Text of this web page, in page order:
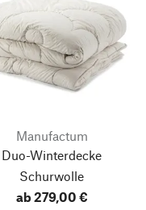
Manufactum
Duo-Winterdecke
Schurwolle
ab 279,00 €